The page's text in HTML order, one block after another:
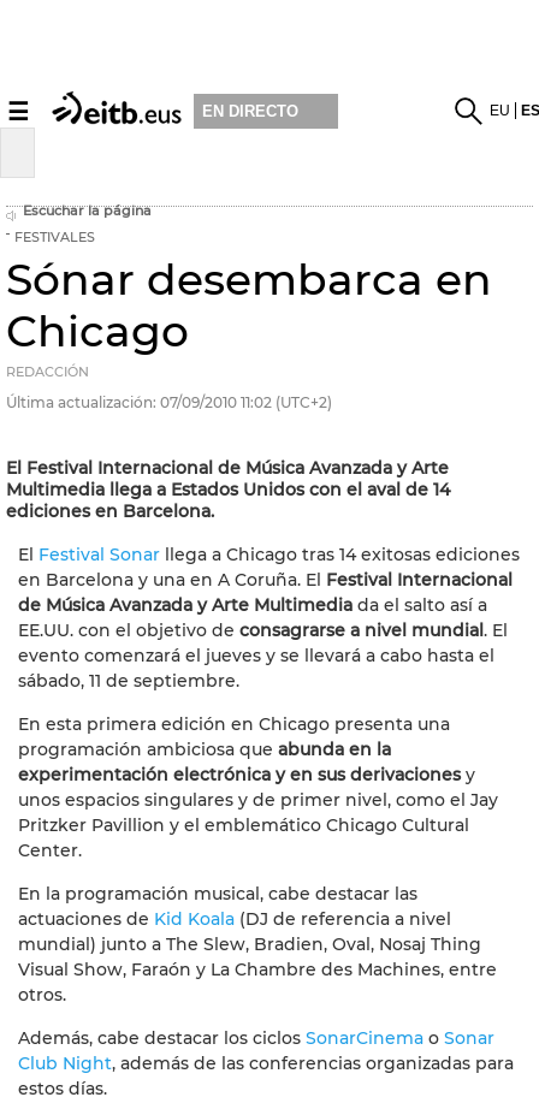
☰ EN DIRECTO EU
Escuchar la página
FESTIVALES
Sónar desembarca en
Chicago
REDACCIÓN
Última actualización: 07/09/2010 11:02 (UTC+2)
El Festival Internacional de Música Avanzada y Arte
Multimedia llega a Estados Unidos con el aval de 14
ediciones en Barcelona.
El Festival Sonar llega a Chicago tras 14 exitosas ediciones
en Barcelona y una en A Coruña. El Festival Internacional
de Música Avanzada y Arte Multimedia da el salto así a
EE.UU. con el objetivo de consagrarse a nivel mundial. El
evento comenzará el jueves y se llevará a cabo hasta el
sábado, 11 de septiembre.
En esta primera edición en Chicago presenta una
programación ambiciosa que abunda en la
experimentación electrónica y en sus derivacionesy
unos espacios singulares y de primer nivel, como el Jay
Pritzker Pavillion y el emblemático Chicago Cultural
Center.
En la programación musical, cabe destacar las
actuaciones de Kid Koala (DJ de referencia a nivel
mundial) junto a The Slew, Bradien, Oval, Nosaj Thing
Visual Show, Faraón y La Chambre des Machines, entre
otros.
Además, cabe destacar los ciclos SonarCinema o Sonar
Club Night, además de las conferencias organizadas para
estos días.